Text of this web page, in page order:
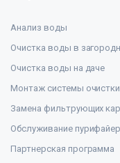
Анализ воды
Очистка воды в
Очистка воды на даче
Монтаж системы
Замена фильтрующих
Обслуживание
Партнерская программа